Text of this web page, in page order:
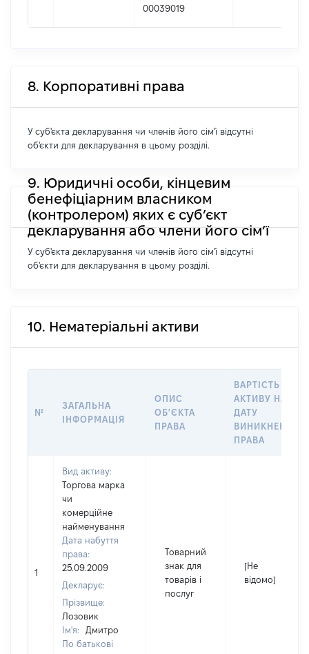
00039019
8. Корпоративні права
У суб'єкта декларування чи членів його сім'ї відсутні
об'єкти для декларування в цьому розділі.
9. Юридичні особи, кінцевим
бенефіціарним власником
(контролером) яких є суб’єкт
декларування або члени його сім’ї
У суб'єкта декларування чи членів його сім'ї відсутні
об'єкти для декларування в цьому розділі.
10. Нематеріальні активи
№
ЗАГАЛЬНА
ІНФОРМАЦІЯ
ОПИС
ОБ'ЄКТА
ПРАВА
ВАРТІСТЬ
АКТИВУ НА
ДАТУ
ВИНИКНЕННЯ
ПРАВА
1
Вид активу:
Торгова марка
чи
комерційне
найменування
Дата набуття
права:
25.09.2009
Декларує:
Прізвище:
Лозовик
Ім'я:
Дмитро
По батькові
Товарний
знак для
товарів і
послуг
[Не
відомо]